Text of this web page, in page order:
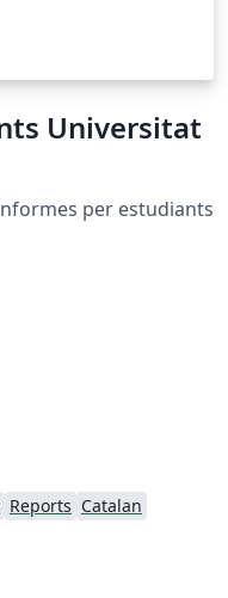
Universitat
Reports Catalan